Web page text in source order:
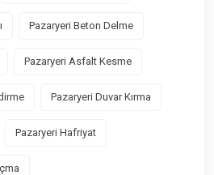
Pazaryeri Beton Delme
Pazaryeri Asfalt Kesme
Pazaryeri Duvar Kırma
Pazaryeri Hafriyat